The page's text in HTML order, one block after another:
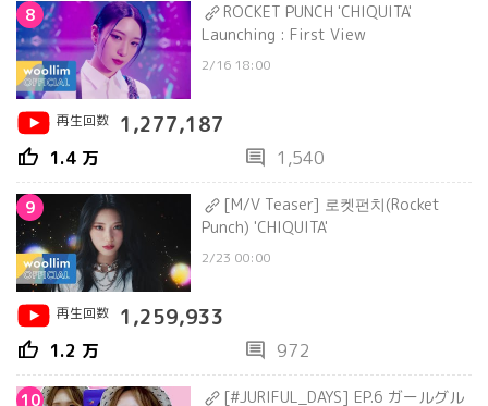
8
ROCKET PUNCH 'CHIQUITA'
Launching : First View
2/16 18:00
再生回数 1,277,187
thumb_up 1.4 万 comment 1,540
9
[M/V Teaser] 로켓펀치(Rocket
Punch) 'CHIQUITA'
2/23 00:00
再生回数 1,259,933
thumb_up 1.2 万 comment 972
10 [#JURIFUL_DAYS] EP.6 ガールグル